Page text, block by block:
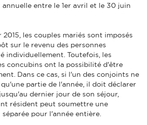
entre le 1er avril et le 30 juin
2015, les couples mariés sont imposés
sur le revenu des personnes
individuellement. Toutefois, les
concubins ont la possibilité d'être
Dans ce cas, si l'un des conjoints ne
partie de l'année, il doit déclarer
dernier jour de son séjour,
résident peut soumettre une
pour l'année entière.